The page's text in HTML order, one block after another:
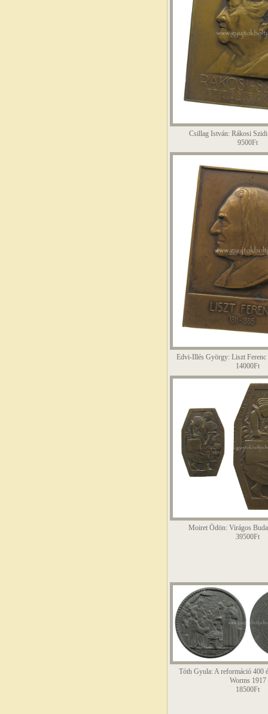
Csillag István: Rákosi
9500Ft
Edvi-Illés György: Liszt Ferenc
14000Ft
Moiret Ödön: Virágos
39500Ft
Tóth Gyula: A reformáció 400
Worms 1917
18500Ft